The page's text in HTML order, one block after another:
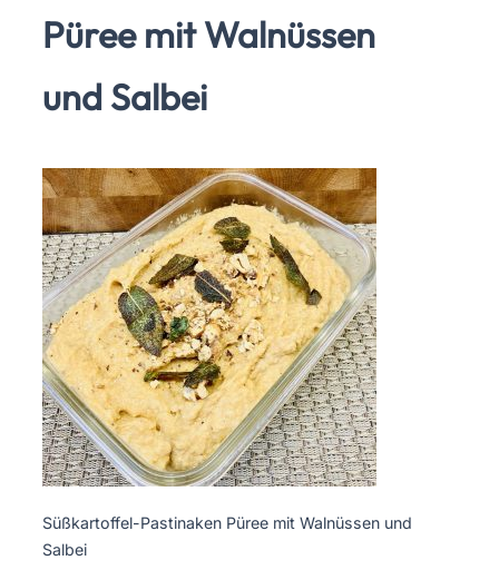
Püree mit Walnüssen
und Salbei
Süßkartoffel-Pastinaken Püree mit Walnüssen und
Salbei